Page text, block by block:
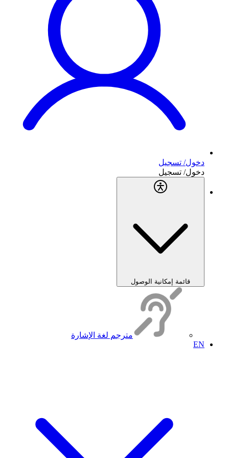
دخول/ تسجيل
دخول/ تسجيل
قائمة إمكانية الوصول
مترجم لغة الإشارة
EN